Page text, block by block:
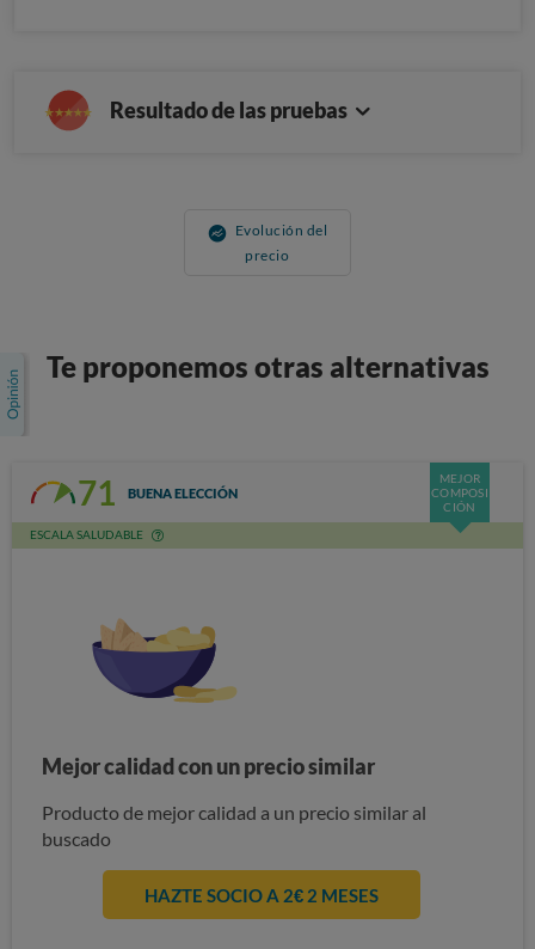
Resultado de las pruebas
Evolución del
precio
Te proponemos otras alternativas
71 BUENA ELECCIÓN
MEJOR
COMPOSI
CIÓN
ESCALA SALUDABLE
Mejor calidad con un precio similar
Producto de mejor calidad a un precio similar al
buscado
HAZTE SOCIO A 2€ 2 MESES